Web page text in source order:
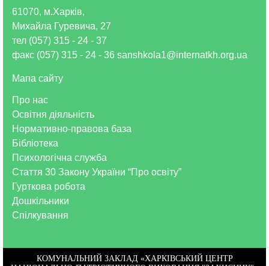
Про нас
Освітня діяльність
Нормативно-правова база
Бібліотека
Психологічна служба
Стаття 30 Закону України “Про освіту”
Гурткова робота
Дошкільники
Спілкування
61070, м.Харків,
Михайла Гуревича, 27
тел (057) 315 - 24 - 37
факс (057) 315 - 24 - 36 sanshkola1@internatkh.org.ua
Мапа сайту
КОМУНАЛЬНИЙ ЗАКЛАД «ХАРКІВСЬКИЙ ЦЕНТР